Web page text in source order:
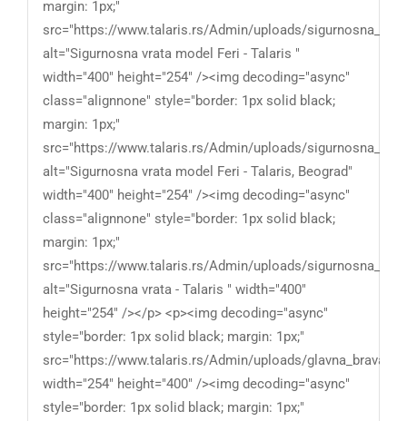
margin: 1px;"
src="https://www.talaris.rs/Admin/uploads/
alt="Sigurnosna vrata model Feri - Talaris "
width="400" height="254" /><img decoding="async"
class="alignnone" style="border: 1px solid black;
margin: 1px;"
src="https://www.talaris.rs/Admin/uploads/
alt="Sigurnosna vrata model Feri - Talaris, Beograd"
width="400" height="254" /><img decoding="async"
class="alignnone" style="border: 1px solid black;
margin: 1px;"
src="https://www.talaris.rs/Admin/uploads/
alt="Sigurnosna vrata - Talaris " width="400"
height="254" /></p> <p><img decoding="async"
style="border: 1px solid black; margin: 1px;"
src="https://www.talaris.rs/Admin/uploads/
width="254" height="400" /><img decoding="async"
style="border: 1px solid black; margin: 1px;"